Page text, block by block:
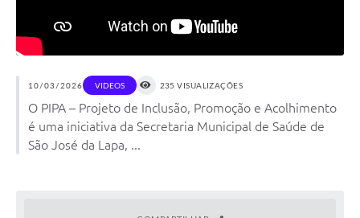
10/03/2026 VIDEOS 235 VISUALIZAÇÕES
O PIPA – Projeto de Inclusão, Promoção e Acolhimento
é uma iniciativa da Secretaria Municipal de Saúde de
São José da Lapa, ...